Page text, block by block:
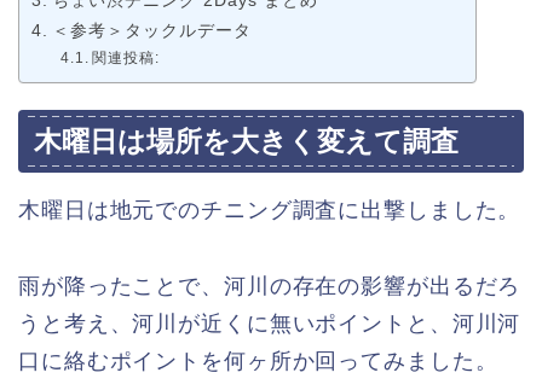
＜参考＞タックルデータ
関連投稿:
木曜日は場所を大きく変えて調査
木曜日は地元でのチニング調査に出撃しました。
雨が降ったことで、河川の存在の影響が出るだろ
うと考え、河川が近くに無いポイントと、河川河
口に絡むポイントを何ヶ所か回ってみました。